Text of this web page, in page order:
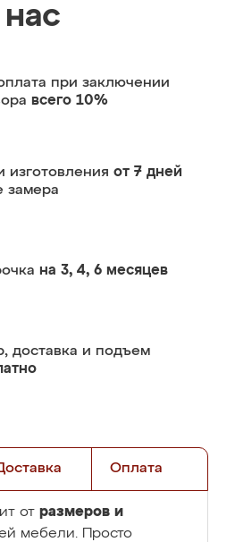
при заключении
всего 10%
изготовления от 7 дней
замера
на 3, 4, 6 месяцев
доставка и подъем
Оплата
от размеров и
мебели. Просто